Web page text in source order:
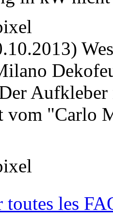
Aufkleber
vom "Carlo
les